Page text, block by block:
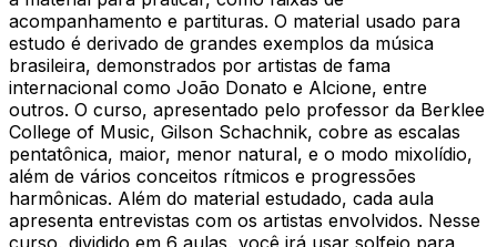
acompanhamento e partituras. O material usado para
estudo é derivado de grandes exemplos da música
brasileira, demonstrados por artistas de fama
internacional como João Donato e Alcione, entre
outros. O curso, apresentado pelo professor da Berklee
College of Music, Gilson Schachnik, cobre as escalas
pentatônica, maior, menor natural, e o modo mixolídio,
além de vários conceitos rítmicos e progressões
harmônicas. Além do material estudado, cada aula
apresenta entrevistas com os artistas envolvidos. Nesse
curso, dividido em 6 aulas, você irá usar solfejo para